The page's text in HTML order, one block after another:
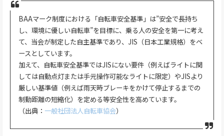
BAAマーク制度における「自転車安全基準」は”安全で長持ち
し、環境に優しい自転車”を目標に、乗る人の安全を第一に考え
て、当会が制定した自主基準であり、JIS（日本工業規格）をベ
ースとしています。
加えて、自転車安全基準ではJISにない要件（例えばライトに関
しては自動点灯または手元操作可能なライトに限定）やJISより
厳しい基準値（例えば雨天時ブレーキをかけて停止するまでの
制動距離の短縮化）を定める等安全性を高めています。
（出典： 一般社団法人自転車協会）